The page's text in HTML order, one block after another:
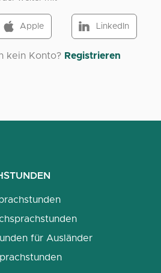
Apple LinkedIn
kein Konto? Registrieren
für Ausländer